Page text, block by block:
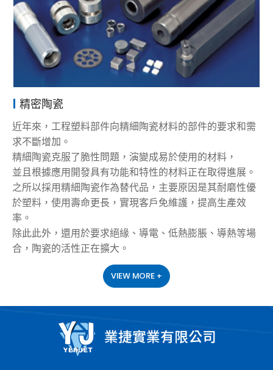
精密陶瓷
近年來，工程塑料部件向精細陶瓷材料的部件的要求和需
求不斷增加。
精細陶瓷克服了脆性問題，演變成易於使用的材料，
並且根據應用開發具有功能和特性的材料正在取得進展。
之所以採用精細陶瓷作為替代品，主要原因是其耐磨性優
於塑料，使用壽命更長，實現客戶免維護，提高生產效
率。
除此此外，還用於要求絕緣、導電、低熱膨脹、導熱等場
合，陶瓷的活性正在擴大。
VIEW MORE +